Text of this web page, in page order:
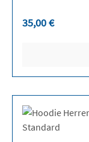
Regulärer Preis:
35,00 €